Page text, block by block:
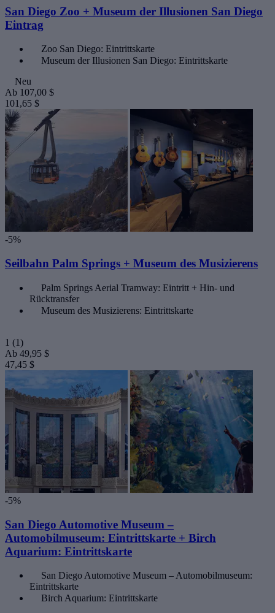
San Diego Zoo + Museum der Illusionen San Diego
Eintrag
Zoo San Diego: Eintrittskarte
Museum der Illusionen San Diego: Eintrittskarte
Neu
Ab 107,00 $
101,65 $
-5%
Seilbahn Palm Springs + Museum des Musizierens
Palm Springs Aerial Tramway: Eintritt + Hin- und
Rücktransfer
Museum des Musizierens: Eintrittskarte
1 (1)
Ab 49,95 $
47,45 $
-5%
San Diego Automotive Museum –
Automobilmuseum: Eintrittskarte + Birch
Aquarium: Eintrittskarte
San Diego Automotive Museum – Automobilmuseum:
Eintrittskarte
Birch Aquarium: Eintrittskarte